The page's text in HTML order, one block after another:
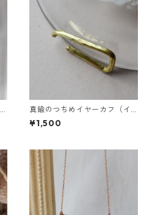
真鍮のつちめイヤーカフ（イ
ンダストリアル風）
¥1,500